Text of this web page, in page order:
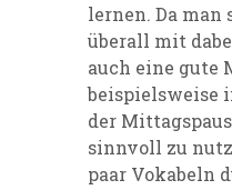
lernen. Da man
überall mit
auch eine gute
beispielsweise
der
sinnvoll zu
paar Vokabeln